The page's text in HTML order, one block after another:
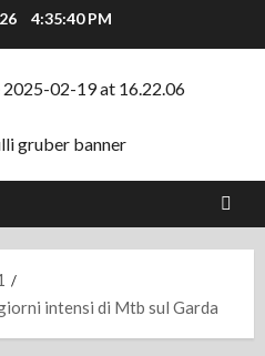
4:35:41 PM
intensi di Mtb sul Garda